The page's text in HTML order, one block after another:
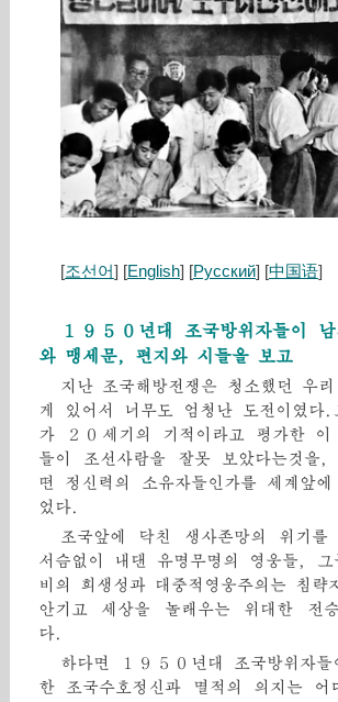
[조선어] [English] [Русский] [中国语]
１９５０년대 조국방위자들이 남
와 맹세문, 편지와 시들을 보고
지난 조국해방전쟁은 청소했던 우
게 있어서 너무도 엄청난 도전이였다.
가 ２０세기의 기적이라고 평가한 이
들이 조선사람을 잘못 보았다는것을,
떤 정신력의 소유자들인가를 세계앞
었다.
조국앞에 닥친 생사존망의 위기를
서슴없이 내댄 유명무명의 영웅들,
비의 희생성과 대중적영웅주의는 침략
안기고 세상을 놀래우는 위대한 전
다.
하다면 １９５０년대 조국방위자
한 조국수호정신과 멸적의 의지는 어